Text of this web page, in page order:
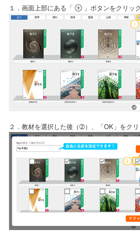
１．画面上部にある「 」ボタンをクリッ
２．教材を選択した後（➁）、「OK」をク